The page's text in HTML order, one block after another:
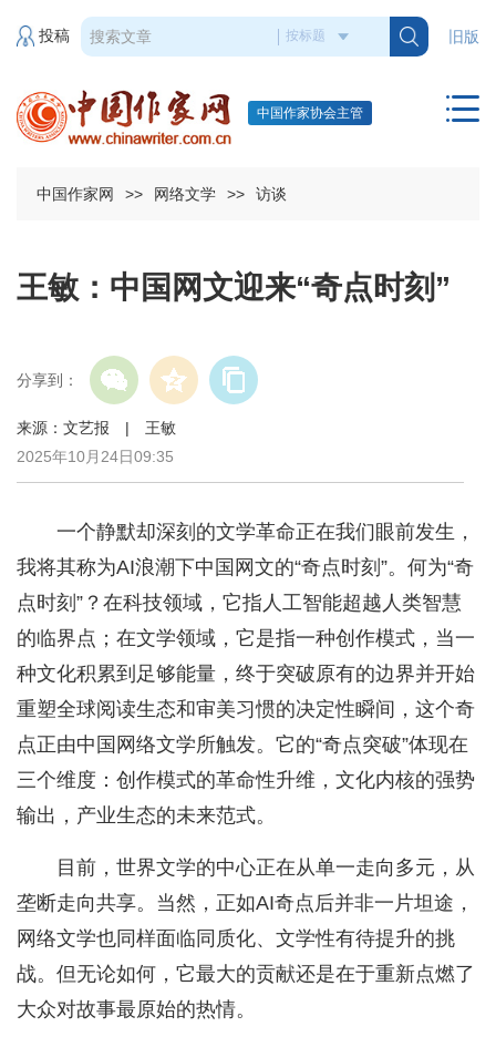
旧版
投稿
中国作家协会主管
中国作家网 >> 网络文学 >> 访谈
王敏：中国网文迎来“奇点时刻”
分享到：
来源：文艺报 | 王敏
2025年10月24日09:35
一个静默却深刻的文学革命正在我们眼前发生，
我将其称为AI浪潮下中国网文的“奇点时刻”。何为“奇
点时刻”？在科技领域，它指人工智能超越人类智慧
的临界点；在文学领域，它是指一种创作模式，当一
种文化积累到足够能量，终于突破原有的边界并开始
重塑全球阅读生态和审美习惯的决定性瞬间，这个奇
点正由中国网络文学所触发。它的“奇点突破”体现在
三个维度：创作模式的革命性升维，文化内核的强势
输出，产业生态的未来范式。
目前，世界文学的中心正在从单一走向多元，从
垄断走向共享。当然，正如AI奇点后并非一片坦途，
网络文学也同样面临同质化、文学性有待提升的挑
战。但无论如何，它最大的贡献还是在于重新点燃了
大众对故事最原始的热情。